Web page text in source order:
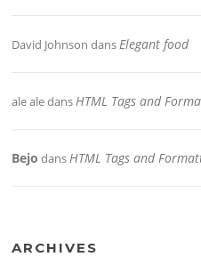
David Johnson dansElegant food
ale aledansHTML Tags and
Bejo dansHTML Tags and
ARCHIVES